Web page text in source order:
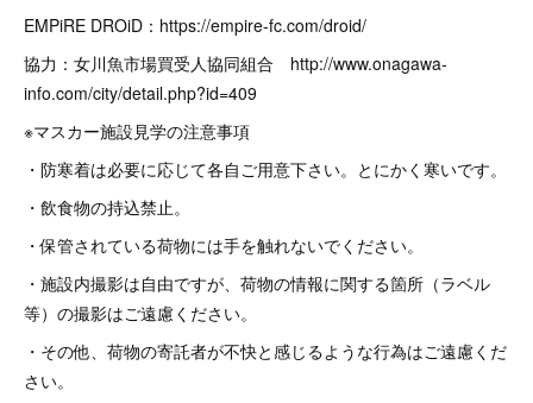
EMPiRE DROiD：https://empire-fc.com/droid/
協力：女川魚市場買受人協同組合 http://www.onagawa-
info.com/city/detail.php?id=409
※マスカー施設見学の注意事項
・防寒着は必要に応じて各自ご用意下さい。とにかく寒いです。
・飲食物の持込禁止。
・保管されている荷物には手を触れないでください。
・施設内撮影は自由ですが、荷物の情報に関する箇所（ラベル
等）の撮影はご遠慮ください。
・その他、荷物の寄託者が不快と感じるような行為はご遠慮くだ
さい。